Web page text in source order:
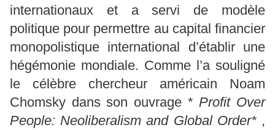
internationaux et a servi de modèle
politique pour permettre au capital financier
monopolistique international d’établir une
hégémonie mondiale. Comme l’a souligné
le célèbre chercheur américain Noam
Chomsky dans son ouvrage * Profit Over
People: Neoliberalism and Global Order*,